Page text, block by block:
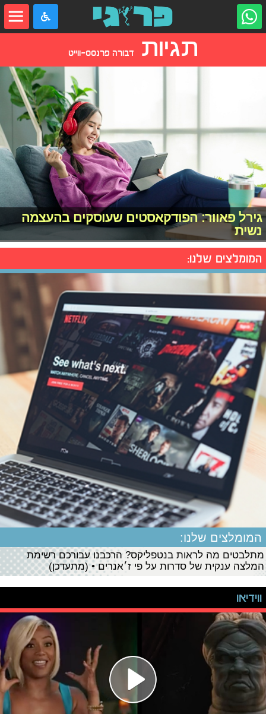
תגיות דבורה פרנסס-ווייט
גירל פאוור: הפודקאסטים שעוסקים בהעצמה
נשית
המומלצים שלנו:
המומלצים שלנו:
מתלבטים מה לראות בנטפליקס? הרכבנו עבורכם רשימת
המלצה ענקית של סדרות על פי ז׳אנרים • (מתעדכן)
ווידיאו